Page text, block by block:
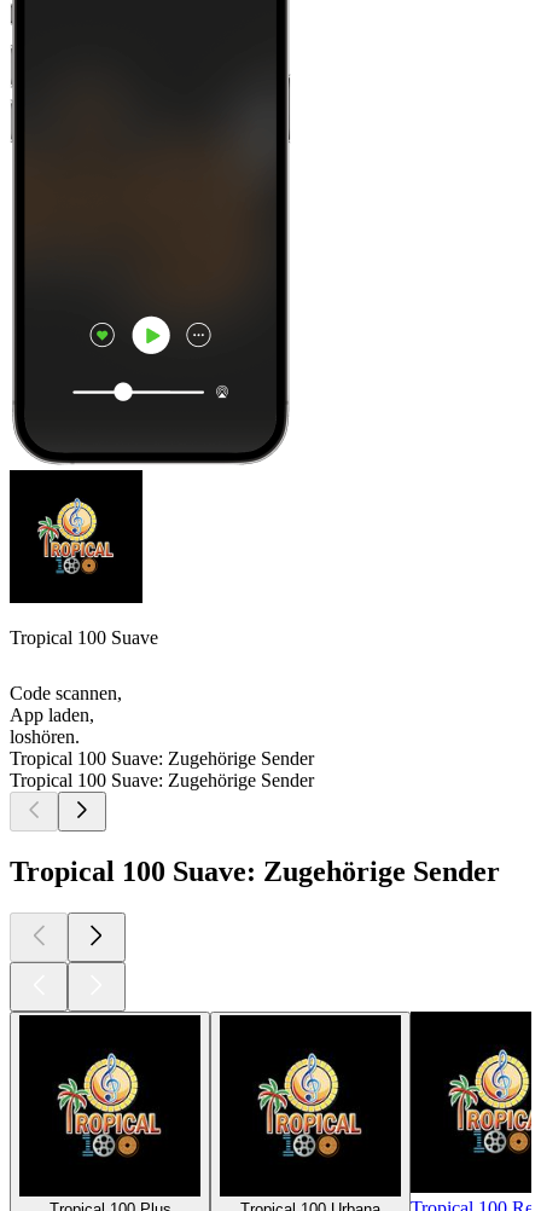
Tropical 100 Suave
Code scannen,
App laden,
loshören.
Tropical 100 Suave: Zugehörige Sender
Tropical 100 Suave: Zugehörige Sender
Tropical 100 Suave: Zugehörige Sender